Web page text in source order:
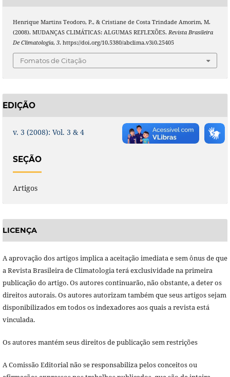
Henrique Martins Teodoro, P., & Cristiane de Costa Trindade Amorim, M.
(2008). MUDANÇAS CLIMÁTICAS: ALGUMAS REFLEXÕES. Revista Brasileira
De Climatologia, 3. https://doi.org/10.5380/abclima.v3i0.25405
Fomatos de Citação
EDIÇÃO
v. 3 (2008): Vol. 3 & 4
SEÇÃO
Artigos
LICENÇA
A aprovação dos artigos implica a aceitação imediata e sem ônus de que
a Revista Brasileira de Climatologia terá exclusividade na primeira
publicação do artigo. Os autores continuarão, não obstante, a deter os
direitos autorais. Os autores autorizam também que seus artigos sejam
disponibilizados em todos os indexadores aos quais a revista está
vinculada.
Os autores mantém seus direitos de publicação sem restrições
A Comissão Editorial não se responsabiliza pelos conceitos ou